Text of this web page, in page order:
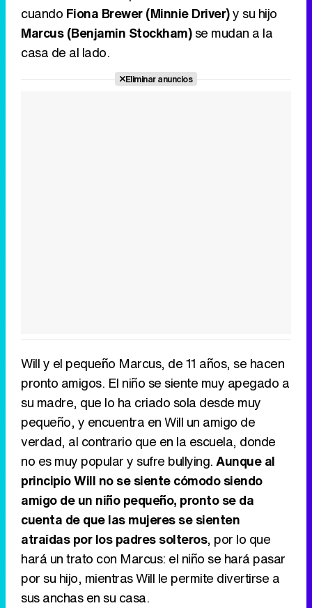
cuando Fiona Brewer (Minnie Driver)y su hijo
Marcus (Benjamin Stockham)se mudan a la
casa de al lado.
Eliminar anuncios
Will y el pequeño Marcus, de 11 años, se hacen
pronto amigos. El niño se siente muy apegado a
su madre, que lo ha criado sola desde muy
pequeño, y encuentra en Will un amigo de
verdad, al contrario que en la escuela, donde
no es muy popular y sufre bullying.Aunque al
principio Will no se siente cómodo siendo
amigo de un niño pequeño, pronto se da
cuenta de que las mujeres se sienten
atraídas por los padres solteros, por lo que
hará un trato con Marcus: el niño se hará pasar
por su hijo, mientras Will le permite divertirse a
sus anchas en su casa.